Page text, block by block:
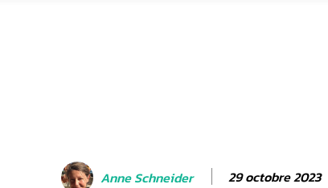
Anne Schneider 29 octobre 2023